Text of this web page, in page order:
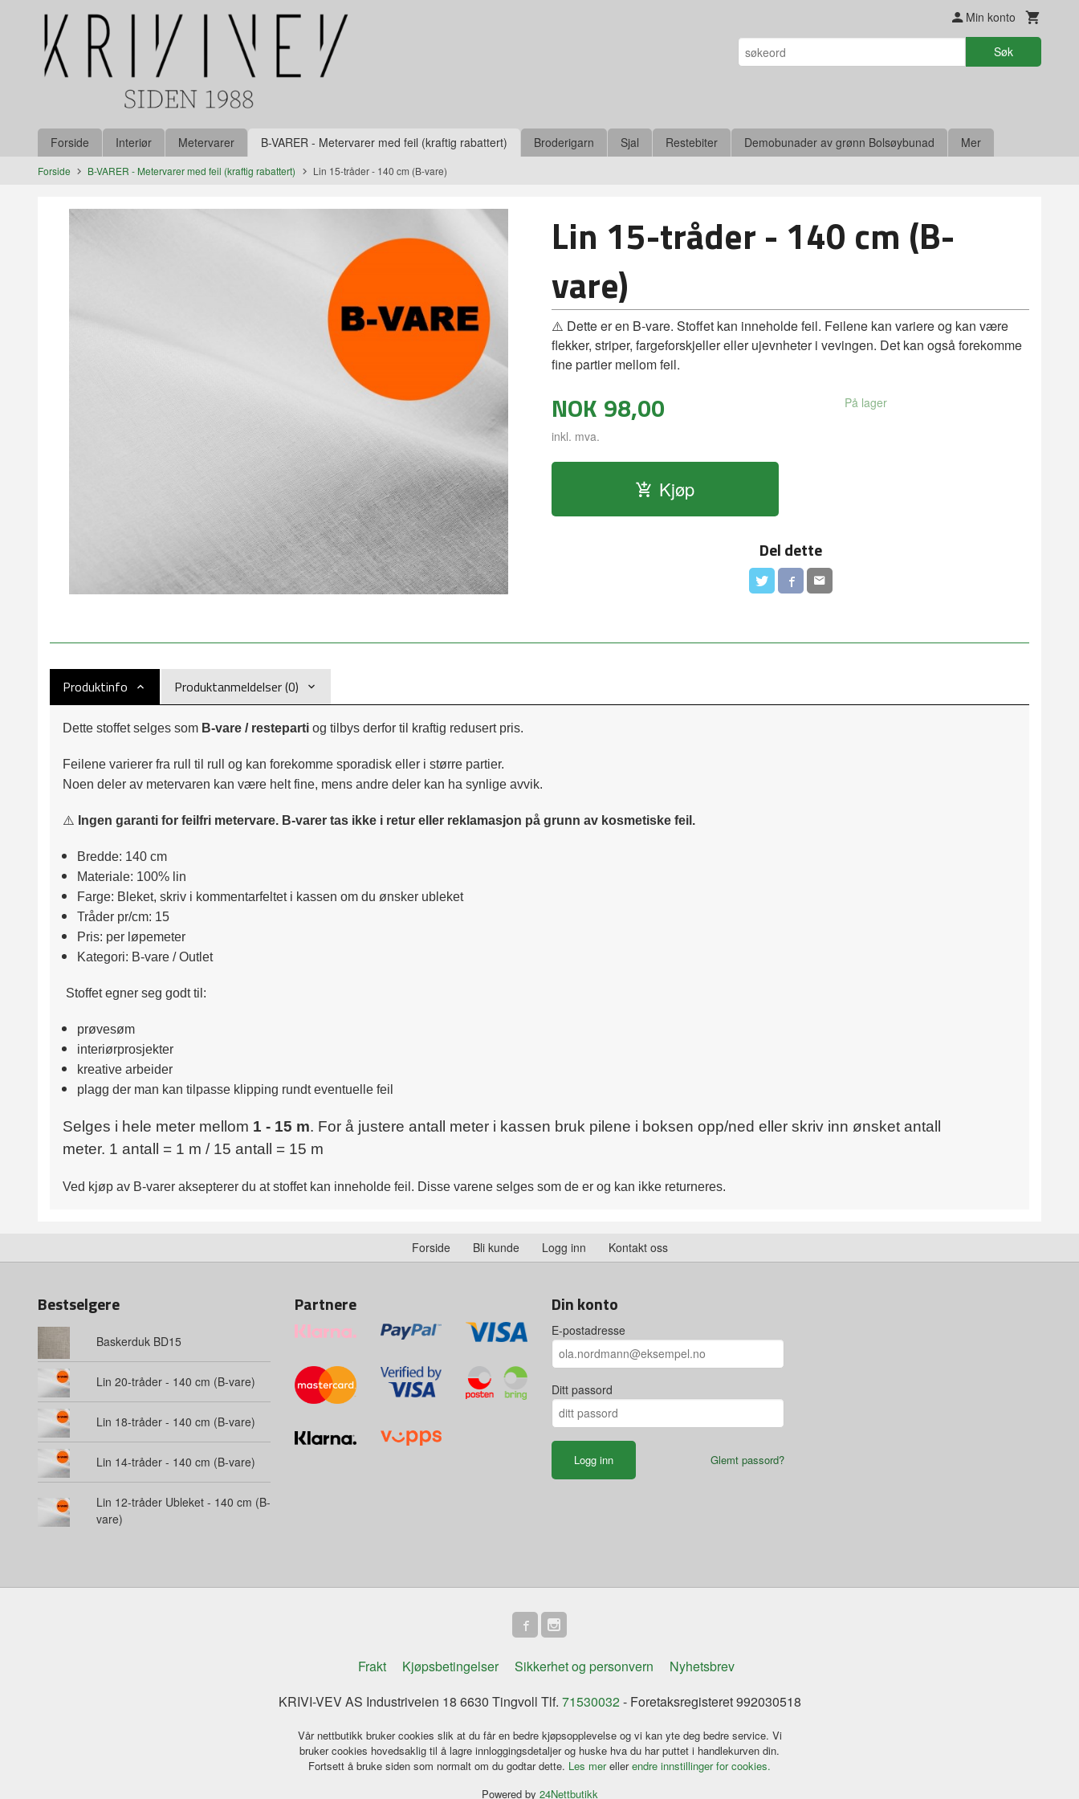
innholdet
Min konto
Søk
Produkter
Forside Interiør Metervarer B-VARER - Metervarer med feil (kraftig rabattert) Broderigarn Sjal Restebiter Demobunader av grønn Bolsøybunad Mer
Forside B-VARER - Metervarer med feil (kraftig rabattert) Lin 15-tråder - 140 cm (B-vare)
Lin 15-tråder - 140 cm (B-
vare)
⚠️ Dette er en B‑vare. Stoffet kan inneholde feil. Feilene kan variere og kan være
flekker, striper, fargeforskjeller eller ujevnheter i vevingen. Det kan også forekomme
fine partier mellom feil.
NOK 98,00
inkl. mva.
På lager
Kjøp
Del dette
Produktinfo Produktanmeldelser (0)
Dette stoffet selges som B‑vare / resteparti og tilbys derfor til kraftig redusert pris.
Feilene varierer fra rull til rull og kan forekomme sporadisk eller i større partier.
Noen deler av metervaren kan være helt fine, mens andre deler kan ha synlige avvik.
⚠️ Ingen garanti for feilfri metervare. B‑varer tas ikke i retur eller reklamasjon på grunn av kosmetiske feil.
Bredde: 140 cm
Materiale: 100% lin
Farge: Bleket, skriv i kommentarfeltet i kassen om du ønsker ubleket
Tråder pr/cm: 15
Pris: per løpemeter
Kategori: B‑vare / Outlet
Stoffet egner seg godt til:
prøvesøm
interiørprosjekter
kreative arbeider
plagg der man kan tilpasse klipping rundt eventuelle feil
Selges i hele meter mellom 1 - 15 m. For å justere antall meter i kassen bruk pilene i boksen opp/ned eller skriv inn ønsket antall
meter. 1 antall = 1 m / 15 antall = 15 m
Ved kjøp av B‑varer aksepterer du at stoffet kan inneholde feil. Disse varene selges som de er og kan ikke returneres.
Forside Bli kunde Logg inn Kontakt oss
Bestselgere
Baskerduk BD15
Lin 20-tråder - 140 cm (B-vare)
Lin 18-tråder - 140 cm (B-vare)
Lin 14-tråder - 140 cm (B-vare)
Lin 12-tråder Ubleket - 140 cm (B-
vare)
Partnere Din konto
E-postadresse
Ditt passord
Glemt passord?
Frakt Kjøpsbetingelser Sikkerhet og personvern
Nyhetsbrev
KRIVI-VEV AS Industriveien 18 6630 Tingvoll Tlf. 71530032- Foretaksregisteret 992030518
Vår nettbutikk bruker cookies slik at du får en bedre kjøpsopplevelse og vi kan yte deg bedre service. Vi
bruker cookies hovedsaklig til å lagre innloggingsdetaljer og huske hva du har puttet i handlekurven din.
Fortsett å bruke siden som normalt om du godtar dette. Les merellerendre innstillinger for cookies.
Powered by 24Nettbutikk